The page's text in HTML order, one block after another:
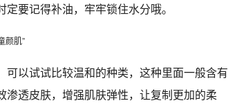
要记得补油，牢牢锁住水分哦。
以试试比较温和的种类，这种里面一般含有
透皮肤，增强肌肤弹性，让复制更加的柔